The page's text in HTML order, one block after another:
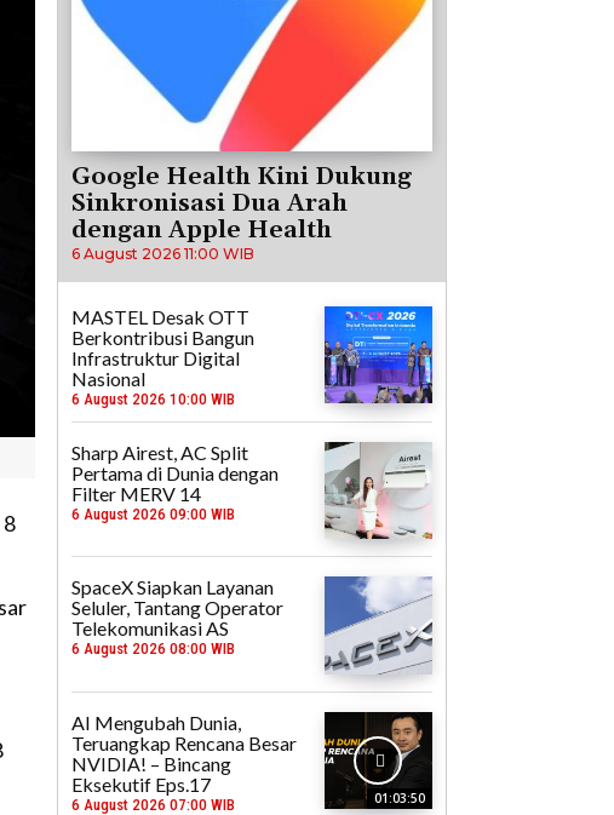
Google Health Kini Dukung
Sinkronisasi Dua Arah
dengan Apple Health
6 August 2026 11:00 WIB
MASTEL Desak OTT
Berkontribusi Bangun
Infrastruktur Digital
Nasional
6 August 2026 10:00 WIB
Sharp Airest, AC Split
Pertama di Dunia dengan
Filter MERV 14
6 August 2026 09:00 WIB
SpaceX Siapkan Layanan
Seluler, Tantang Operator
Telekomunikasi AS
6 August 2026 08:00 WIB
01:03:50
AI Mengubah Dunia,
Teruangkap Rencana Besar
NVIDIA! – Bincang
Eksekutif Eps.17
6 August 2026 07:00 WIB